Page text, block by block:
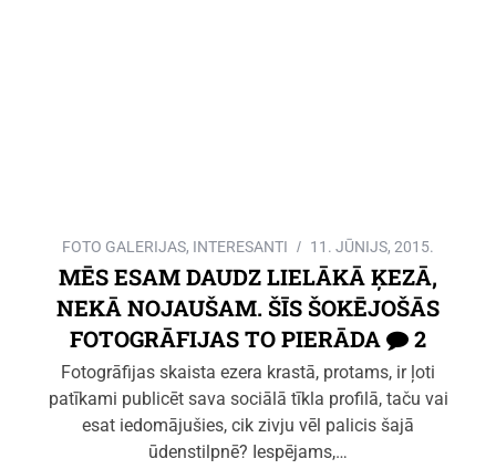
FOTO GALERIJAS, INTERESANTI 11. JŪNIJS, 2015.
MĒS ESAM DAUDZ LIELĀKĀ ĶEZĀ,
NEKĀ NOJAUŠAM. ŠĪS ŠOKĒJOŠĀS
FOTOGRĀFIJAS TO PIERĀDA
2
Fotogrāfijas skaista ezera krastā, protams, ir ļoti
patīkami publicēt sava sociālā tīkla profilā, taču vai
esat iedomājušies, cik zivju vēl palicis šajā
ūdenstilpnē? Iespējams,…